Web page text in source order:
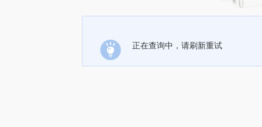
正在查询中，请刷新重试